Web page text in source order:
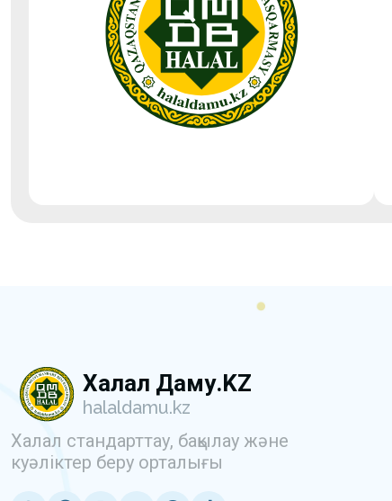
Халал Даму.KZ
halaldamu.kz
Халал стандарттау, бақылау және
куәліктер беру орталығы